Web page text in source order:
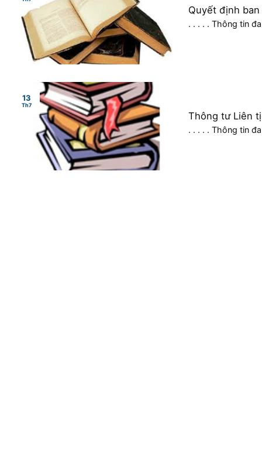
Quyết định
cấp nước
. . . . . Thông tin
Thông tư Liên
AT-VSLĐ
. . . . . Thông tin
13
Th7